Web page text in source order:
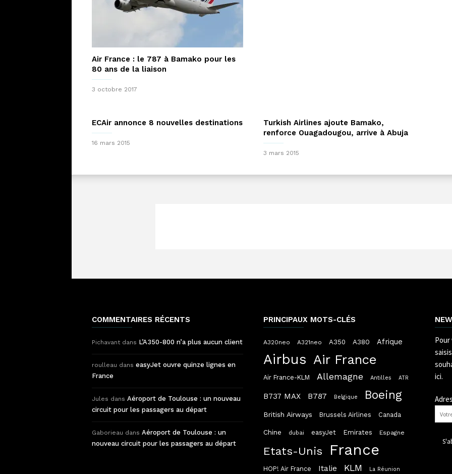
Air France : le 787 à Bamako pour les
80 ans de la liaison
3 octobre 2017
ECAir annonce 8 nouvelles destinations
16 mars 2015
Turkish Airlines ajoute Bamako,
renforce Ouagadougou, arrive à Abuja
3 mars 2015
COMMENTAIRES RÉCENTS
Pichavant dans L’A350-800 n’a plus aucun client
roulleau dans easyJet ouvre quinze lignes en
France
Jules dans Aéroport de Toulouse : un nouveau
circuit pour les passagers au départ
Gaborieau dans Aéroport de Toulouse : un
nouveau circuit pour les passagers au départ
PRINCIPAUX MOTS-CLÉS
A320neo A321neo A350 A380 Afrique
Airbus Air France
Air France-KLM Allemagne Antilles ATR
B737 MAX B787 Belgique Boeing
British Airways Brussels Airlines Canada
Chine dubai easyJet Emirates Espagne
Etats-Unis France
HOP! Air France Italie KLM La Réunion
ici.